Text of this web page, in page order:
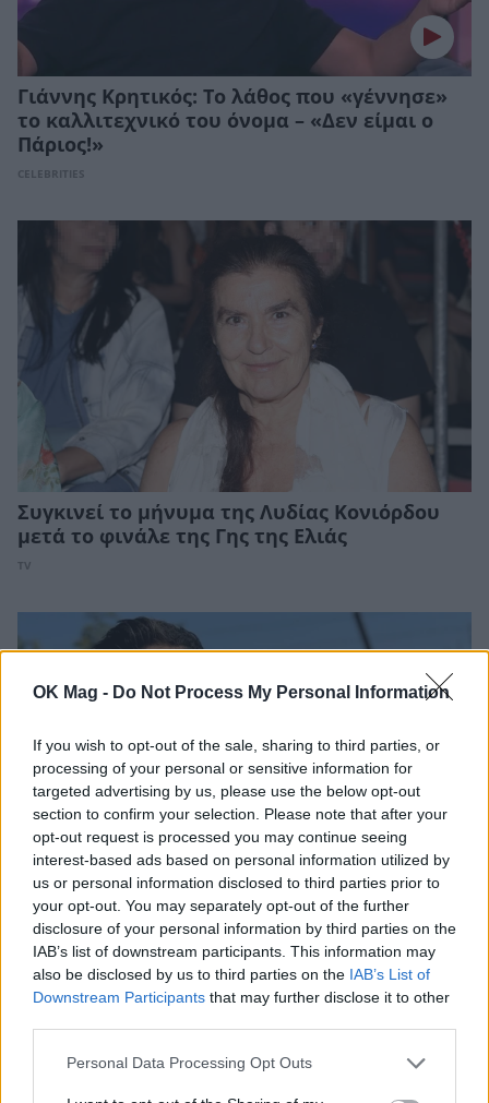
OK Mag - Do Not Process My Personal Information
If you wish to opt-out of the sale, sharing to third parties, or
processing of your personal or sensitive information for
targeted advertising by us, please use the below opt-out
section to confirm your selection. Please note that after your
opt-out request is processed you may continue seeing
interest-based ads based on personal information utilized by
us or personal information disclosed to third parties prior to
your opt-out. You may separately opt-out of the further
disclosure of your personal information by third parties on the
IAB’s list of downstream participants. This information may
also be disclosed by us to third parties on the IAB’s List of
Downstream Participants that may further disclose it to other
Personal Data Processing Opt Outs
Γιάννης Κρητικός: Το λάθος που «γέννησε»
το καλλιτεχνικό του όνομα – «Δεν είμαι ο
Πάριος!»
CELEBRITIES
Συγκινεί το μήνυμα της Λυδίας Κονιόρδου
μετά το φινάλε της Γης της Ελιάς
TV
Γιάννης Κρητικός: Το συγκινητικό «αντίο»
στη «Η Γη της Ελιάς» μέσα από τα social
media
CELEBRITIES